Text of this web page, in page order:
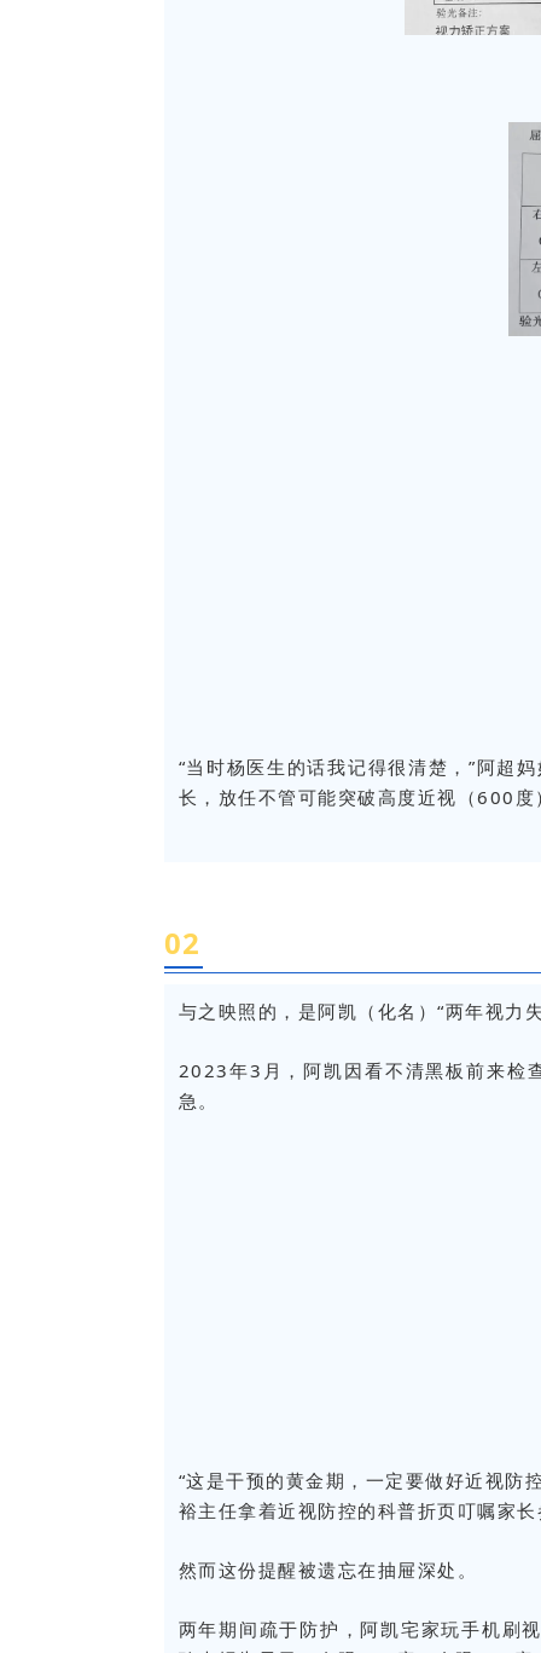
“当时杨医生的话我记得很清楚，”阿超
长，放任不管可能突破高度近视（600
02
与之映照的，是阿凯（化名）“两年视力
2023年3月，阿凯因看不清黑板前来检
急。
“这是干预的黄金期，一定要做好近视防
裕主任拿着近视防控的科普折页叮嘱家
然而这份提醒被遗忘在抽屉深处。
两年期间疏于防护，阿凯宅家玩手机刷